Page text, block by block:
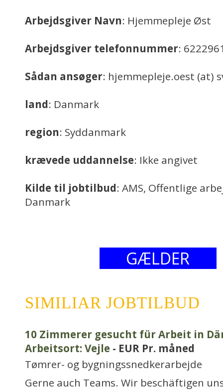
Arbejdsgiver Navn: Hjemmepleje Øst
Arbejdsgiver telefonnummer:
Sådan ansøger: hjemmepleje.oest (at)
land: Danmark
region: Syddanmark
krævede uddannelse: Ikke angivet
Kilde til jobtilbud: AMS, Offentlige
Danmark
GÆLDER
SIMILIAR JOBTILBUD
10 Zimmerer gesucht für Arbeit in
Arbeitsort: Vejle - EUR Pr. måned
Tømrer- og bygningssnedkerarbejde
Gerne auch Teams. Wir beschäftigen